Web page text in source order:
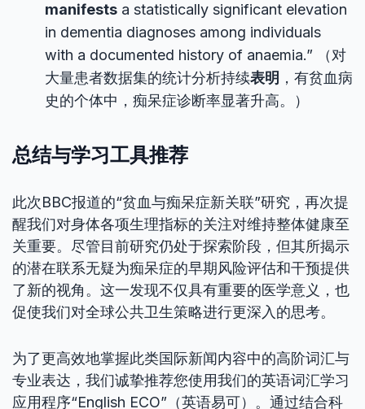
manifests a statistically significant elevation
in dementia diagnoses among individuals
with a documented history of anaemia.” （对
大量患者数据集的统计分析持续表明 ，有贫血病
史的个体中，痴呆症诊断率显著升高。）
总结与学习工具推荐
此次BBC报道的“贫血与痴呆症新关联”研究，再次提
醒我们对身体各项生理指标的关注对维持整体健康至
关重要。尽管目前研究仍处于探索阶段，但其所揭示
的潜在联系无疑为痴呆症的早期风险评估和干预提供
了新的视角。这一发现不仅具有重要的医学意义，也
促使我们对全球公共卫生策略进行更深入的思考。
为了更高效地掌握此类国际新闻内容中的高阶词汇与
专业表达，我们诚挚推荐您使用我们的英语词汇学习
应用程序“English ECO”（英语易可）。通过结合科